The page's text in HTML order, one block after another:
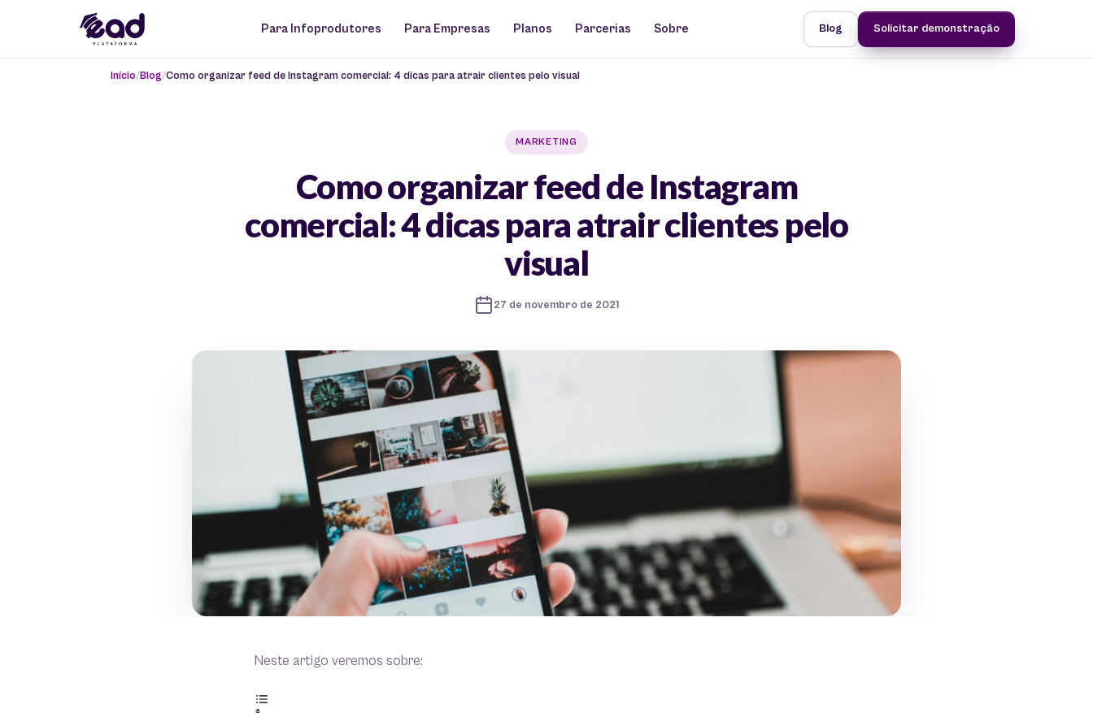
Para Infoprodutores Para Empresas Planos Parcerias Sobre Blog Solicitar demonstração
Início Blog Como organizar feed de Instagram comercial: 4 dicas para atrair clientes pelo visual
MARKETING
Como organizar feed de Instagram
comercial: 4 dicas para atrair clientes pelo
visual
27 de novembro de 2021
Neste artigo veremos sobre: